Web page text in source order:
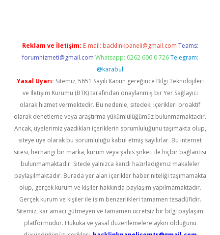
Reklam ve İletişim: E-mail: backlinkpaneli@gmail.com Teams:
forumhizmeti@gmail.com Whatsapp: 0262 606 0 726 Telegram:
@karabul
Yasal Uyarı: Sitemiz, 5651 Sayılı Kanun gereğince Bilgi Teknolojileri
ve İletişim Kurumu (BTK) tarafından onaylanmış bir Yer Sağlayıcı
olarak hizmet vermektedir. Bu nedenle, sitedeki içerikleri proaktif
olarak denetleme veya araştırma yükümlülüğümüz bulunmamaktadır.
Ancak, üyelerimiz yazdıkları içeriklerin sorumluluğunu taşımakta olup,
siteye üye olarak bu sorumluluğu kabul etmiş sayılırlar. Bu internet
sitesi, herhangi bir marka, kurum veya şahıs şirketi ile hiçbir bağlantısı
bulunmamaktadır. Sitede yalnızca kendi hazırladığımız makaleler
paylaşılmaktadır. Burada yer alan içerikler haber niteliği taşımamakta
olup, gerçek kurum ve kişiler hakkında paylaşım yapılmamaktadır.
Gerçek kurum ve kişiler ile isim benzerlikleri tamamen tesadüfidir.
Sitemiz, kar amacı gütmeyen ve tamamen ücretsiz bir bilgi paylaşım
platformudur. Hukuka ve yasal düzenlemelere aykırı olduğunu